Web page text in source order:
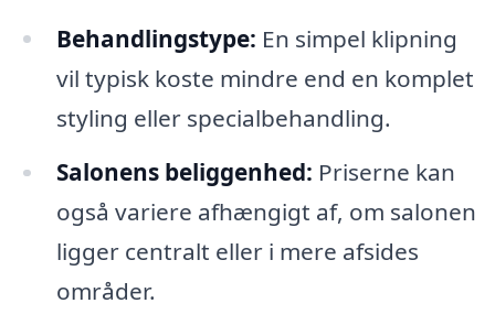
Behandlingstype: En simpel klipning
vil typisk koste mindre end en komplet
styling eller specialbehandling.
Salonens beliggenhed: Priserne kan
også variere afhængigt af, om salonen
ligger centralt eller i mere afsides
områder.